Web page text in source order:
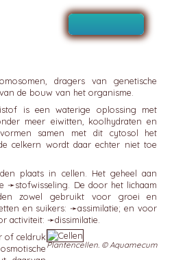
, dragers van genetische
de bouw van het organisme.
is een waterige oplossing met
meer eiwitten, koolhydraten en
samen met dit cytosol het
celkern wordt daar echter niet toe
plaats in cellen. Het geheel aan
➛stofwisseling . De door het lichaam
zowel gebruikt voor groei en
en suikers: ➛assimilatie; en voor
activiteit: ➛dissimilatie
Plantencellen. © Aquamecum
of celdruk
osmotische